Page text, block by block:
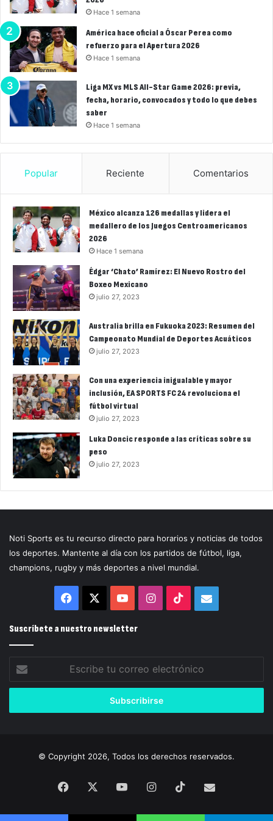
Hace 1 semana
América hace oficial a Óscar Perea como
refuerzo para el Apertura 2026
Hace 1 semana
Liga MX vs MLS All-Star Game 2026: previa,
fecha, horario, convocados y todo lo que debes
saber
Hace 1 semana
Popular Reciente Comentarios
México alcanza 126 medallas y lidera el
medallero de los Juegos Centroamericanos
2026
Hace 1 semana
Édgar ‘Chato’ Ramírez: El Nuevo Rostro del
Boxeo Mexicano
julio 27, 2023
Australia brilla en Fukuoka 2023: Resumen del
Campeonato Mundial de Deportes Acuáticos
julio 27, 2023
Con una experiencia inigualable y mayor
inclusión, EA SPORTS FC 24 revoluciona el
fútbol virtual
julio 27, 2023
Luka Doncic responde a las críticas sobre su
peso
julio 27, 2023
Noti Sports es tu recurso directo para horarios y noticias de todos
los deportes. Mantente al día con los partidos de fútbol, liga,
champions, rugby y más deportes a nivel mundial.
Facebook YouTubeInstagram
TikTokCorreo
Suscríbete a nuestro newsletter
correo
© Copyright 2026, Todos los derechos reservados.
Facebook YouTubeInstagram
TikTokCorreo
electrónico